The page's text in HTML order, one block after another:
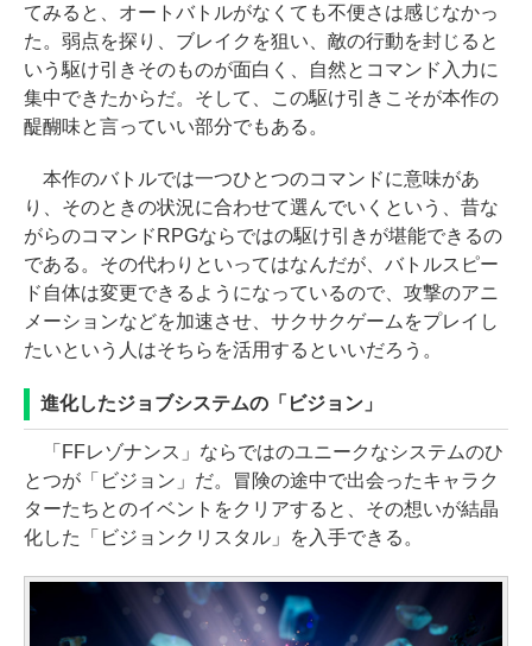
てみると、オートバトルがなくても不便さは感じなかっ
た。弱点を探り、ブレイクを狙い、敵の行動を封じると
いう駆け引きそのものが面白く、自然とコマンド入力に
集中できたからだ。そして、この駆け引きこそが本作の
醍醐味と言っていい部分でもある。
本作のバトルでは一つひとつのコマンドに意味があ
り、そのときの状況に合わせて選んでいくという、昔な
がらのコマンドRPGならではの駆け引きが堪能できるの
である。その代わりといってはなんだが、バトルスピー
ド自体は変更できるようになっているので、攻撃のアニ
メーションなどを加速させ、サクサクゲームをプレイし
たいという人はそちらを活用するといいだろう。
進化したジョブシステムの「ビジョン」
「FFレゾナンス」ならではのユニークなシステムのひ
とつが「ビジョン」だ。冒険の途中で出会ったキャラク
ターたちとのイベントをクリアすると、その想いが結晶
化した「ビジョンクリスタル」を入手できる。